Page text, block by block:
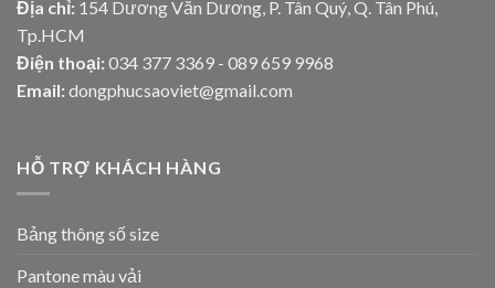
Địa chỉ: 154 Dương Văn Dương, P. Tân Quý, Q. Tân Phú,
Tp.HCM
Điện thoại: 034 377 3369 - 089 659 9968
Email: dongphucsaoviet@gmail.com
HỖ TRỢ KHÁCH HÀNG
Bảng thông số size
Pantone màu vải